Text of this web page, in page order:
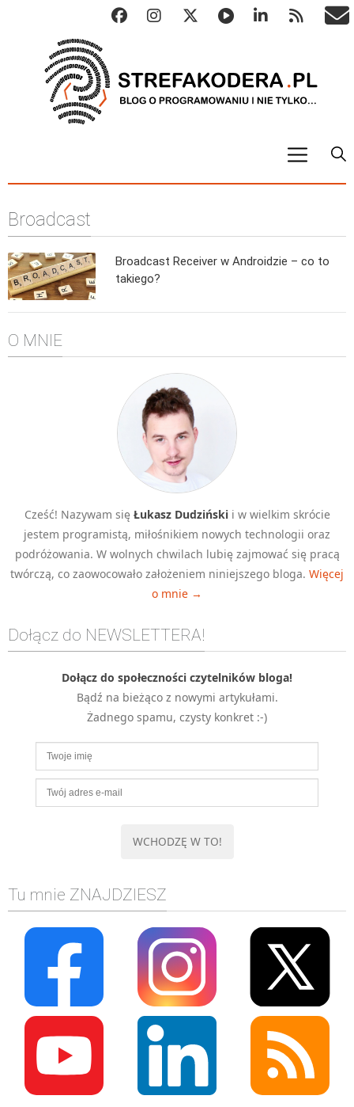
Metody numeryczne
Algorytmy wyszukiwania
Inne
C++
Elementarz Java
Pascal
HTML 5
CSS 3
Django
PHP
WordPress
MOBILE
Android
KONTROLA WERSJI
SQL
TESTOWANIE
SIECI
WYDARZENIA
BIZNES
PO GODZINACH
KONTAKT
Broadcast
Broadcast Receiver w Androidzie – co to
takiego?
O MNIE
Cześć! Nazywam się Łukasz Dudzińskii w wielkim skrócie
jestem programistą, miłośnikiem nowych technologii oraz
podróżowania. W wolnych chwilach lubię zajmować się pracą
twórczą, co zaowocowało założeniem niniejszego bloga. Więcej
o mnie →
Dołącz do NEWSLETTERA!
Dołącz do społeczności czytelników bloga!
Bądź na bieżąco z nowymi artykułami.
Żadnego spamu, czysty konkret :-)
Tu mnie ZNAJDZIESZ